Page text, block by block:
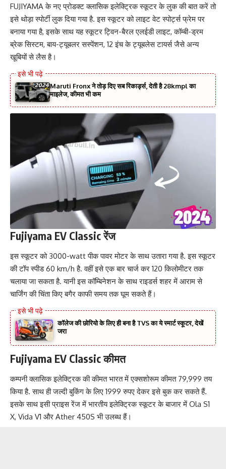
FUJIYAMA के नए प्रोडक्ट क्लासिक इलेक्ट्रिक स्कूटर के लुक की बात करें तो
इसे थोड़ा स्पोर्टी लुक दिया गया है. इस स्कूटर को लाइट वेट स्पोर्ट्स फ्रेम पर
बनाया गया है, इसके साथ यह स्कूटर ट्विन-बैरल एलईडी लाइट, कॉम्बी-ड्रम
ब्रेक सिस्टम, बाय-ट्यूबलर सस्पेंशन, 12 इंच के ट्यूबलेस टायर्स जैसे अन्य
खूबियों से लैस है।
Maruti Fronx ने तोड़ दिए सब रिकार्ड्स, देती है 28kmpl का
माइलेज, कीमत भी कम
Fujiyama EV Classic रेंज
इस स्कूटर को 3000-watt पीक पावर मोटर के साथ उतारा गया है. इस स्कूटर
की टॉप स्पीड 60 km/h है. वहीं इसे एक बार चार्ज कर 120 किलोमीटर तक
चलाया जा सकता है. यानी इस कॉम्बिनेशन के साथ राइडर्स शहर में आराम से
चार्जिंग की चिंता किए बगैर काफी समय तक घूम सकते हैं।
कॉलेज की छोरियो के लिए ही बना है TVS का ये स्मार्ट स्कूटर, देखें
जरा
Fujiyama EV Classic कीमत
कम्पनी क्लासिक इलेक्ट्रिक की कीमत भारत में एक्सशोरूम कीमत 79,999 तय
किया है. साथ ही जल्दी बुकिंग के लिए 1999 रुपए देकर इसे बुक कर सकते हैं.
इसके साथ इसी प्राइस रेंज में भारतीय इलेक्ट्रिक स्कूटर के बाजार में Ola S1
X, Vida V1 और Ather 450S भी उलब्ध हैं।